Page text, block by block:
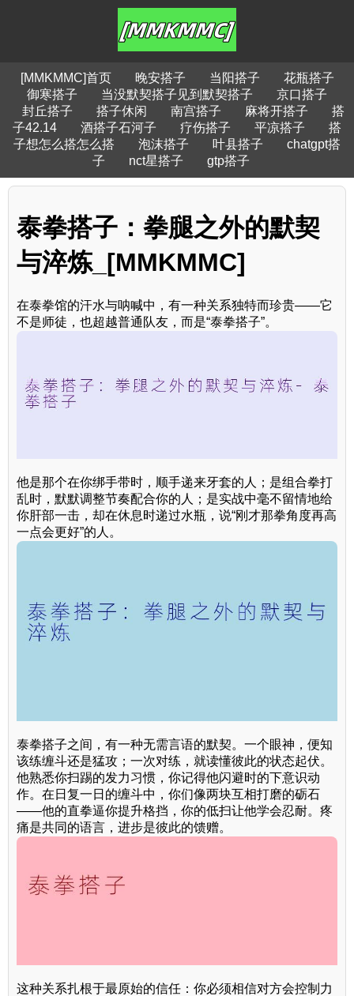
[MMKMMC]首页 晚安搭子 当阳搭子
花瓶搭子
御寒搭子
当没默契搭子见到默契搭子
京口搭子
封丘搭子
搭子休闲 南宫搭子 麻将开搭子
搭
子42.14
酒搭子石河子 疗伤搭子 平凉搭子
搭
子想怎么搭怎么搭
泡沫搭子 叶县搭子
chatgpt搭
子
nct星搭子 gtp搭子
泰拳搭子：拳腿之外的默契
与淬炼_[MMKMMC]
在泰拳馆的汗水与呐喊中，有一种关系独特而珍贵——它
不是师徒，也超越普通队友，而是“泰拳搭子”。
他是那个在你绑手带时，顺手递来牙套的人；是组合拳打
乱时，默默调整节奏配合你的人；是实战中毫不留情地给
你肝部一击，却在休息时递过水瓶，说“刚才那拳角度再高
一点会更好”的人。
泰拳搭子之间，有一种无需言语的默契。一个眼神，便知
该练缠斗还是猛攻；一次对练，就读懂彼此的状态起伏。
他熟悉你扫踢的发力习惯，你记得他闪避时的下意识动
作。在日复一日的缠斗中，你们像两块互相打磨的砺石
——他的直拳逼你提升格挡，你的低扫让他学会忍耐。疼
痛是共同的语言，进步是彼此的馈赠。
这种关系扎根于最原始的信任：你必须相信对方会控制力